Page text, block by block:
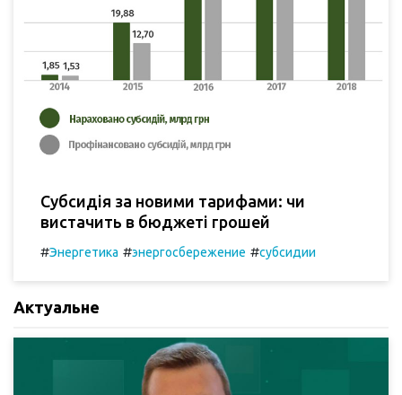
Субсидія за новими тарифами: чи
вистачить в бюджеті грошей
#Энергетика #энергосбережение #субсидии
Актуальне